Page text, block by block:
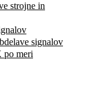
strojne in
signalov
po meri